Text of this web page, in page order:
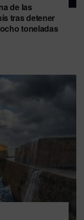
de las
tras detener
toneladas